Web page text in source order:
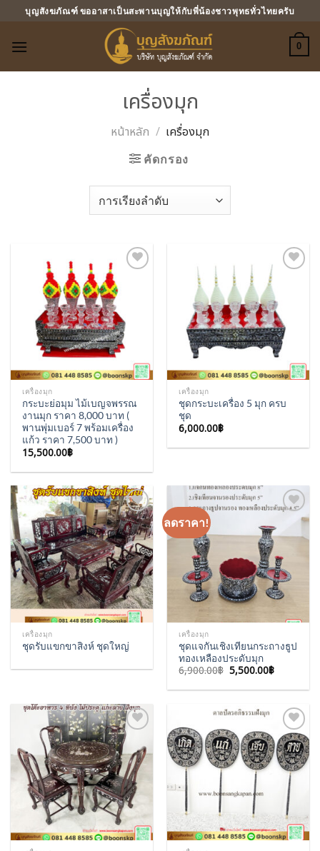
บุญสังฆภัณฑ์ ขออาสาเป็นสะพานบุญให้กับพี่น้องชาวพุทธทั่วไทยครับ
0
เครื่องมุก
หน้าหลัก / เครื่องมุก
คัดกรอง
Wishlist
เครื่องมุก
กระบะย่อมุม ไม้เบญจพรรณ
งานมุก ราคา 8,000 บาท (
พานพุ่มเบอร์ 7 พร้อมเครื่อง
แก้ว ราคา 7,500 บาท )
15,500.00฿
Wishlist
เครื่องมุก
ชุดกระบะเครื่อง 5 มุก ครบ
ชุด
6,000.00฿
Add to
Wishlist
เครื่องมุก
ชุดรับแขกขาสิงห์ ชุดใหญ่
ลดราคา!
Wishlist
เครื่องมุก
ชุดแจกันเชิงเทียนกระถางธูป
ทองเหลืองประดับมุก
6,900.00฿ Original
price
was:
5,500.00฿Current
is:
Add to
Wishlist
Add to
Wishlist